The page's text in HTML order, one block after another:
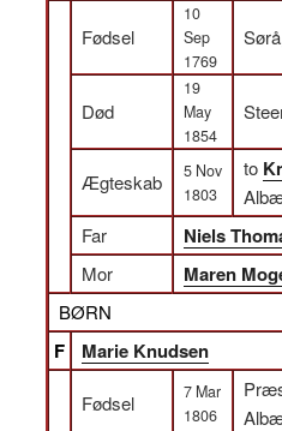
Fødsel
10
Sep
1769
Død
19
May
1854
Ægteskab
5 Nov
1803
to
Far
Niels
Mor Maren
BØRN
F Marie Knudsen
Fødsel
7 Mar
1806